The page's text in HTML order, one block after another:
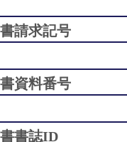
請求記号
資料番号
書誌ID